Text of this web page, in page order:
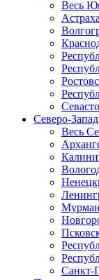
Весь
Северо-Запад
Весь
Санкт-